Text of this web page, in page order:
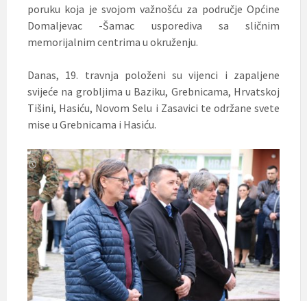
poruku koja je svojom važnošću za područje Općine
Domaljevac -Šamac usporediva sa sličnim
memorijalnim centrima u okruženju.
Danas, 19. travnja položeni su vijenci i zapaljene
svijeće na grobljima u Baziku, Grebnicama, Hrvatskoj
Tišini, Hasiću, Novom Selu i Zasavici te održane svete
mise u Grebnicama i Hasiću.